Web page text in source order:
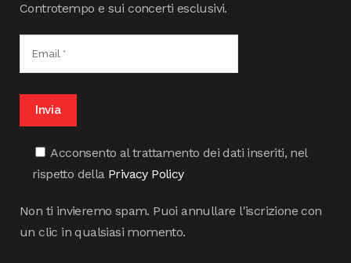
Controtempo e sui concerti esclusivi.
Acconsento al trattamento dei dati inseriti, nel
rispetto della Privacy Policy
Non ti invieremo spam. Puoi annullare l'iscrizione con
un clic in qualsiasi momento.